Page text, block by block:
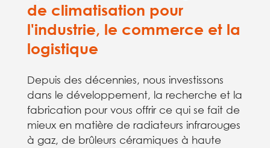
de climatisation pour
l'industrie, le commerce et la
logistique
Depuis des décennies, nous investissons
dans le développement, la recherche et la
fabrication pour vous offrir ce qui se fait de
mieux en matière de radiateurs infrarouges
à gaz, de brûleurs céramiques à haute